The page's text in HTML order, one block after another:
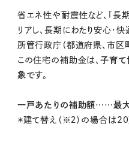
省エネ性や耐震性など、「長
リアし、長期にわたり安心・
所管行政庁（都道府県、市区
この住宅の補助金は、子育て
象 です。
一戸あたりの補助額……最
＊建て替え（※２）の場合は